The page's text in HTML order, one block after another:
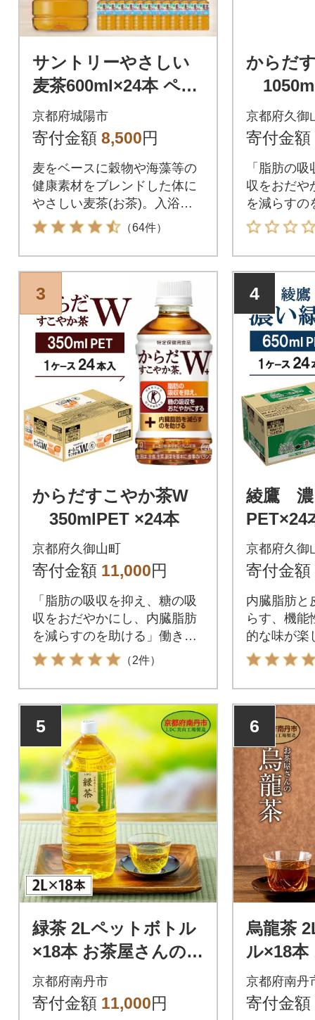
サントリーやさしい
麦茶600ml×24本 ペッ
トボトル カフェイン
ゼロ 子どもとのお出
京都府城陽市
寄付金額 8,500円
麦をベースに穀物や海藻等の
健康素材をブレンドした体に
やさしい麦茶(お茶)。入浴前
後やお仕事のお供にも
（64件）
からだ
京都府久御
寄付金額
「脂肪の
収をおだや
を減らすの
もつ特定保
3
からだすこやか茶W
350mlPET ×24本
京都府久御山町
寄付金額 11,000円
「脂肪の吸収を抑え、糖の吸
収をおだやかにし、内臓脂肪
を減らすのを助ける」働きを
もつ特定保健用食品
（2件）
4
綾鷹 濃
PET×24
京都府久御
寄付金額
内臓脂肪と
らす、機能
的な味が楽
ルのお茶
5
緑茶 2Lペットボトル
×18本 お茶屋さんの緑
茶【複数個口で配送】
京都府南丹市
寄付金額 11,000円
6
烏龍茶
ル×18本
烏龍茶
送】
京都府南丹
寄付金額